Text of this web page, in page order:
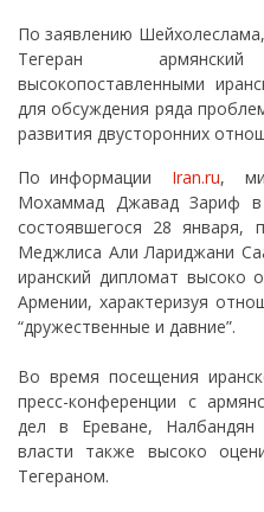
По заявлению
Тегеран армянский
высокопоставленными
для обсуждения ряда
развития двусторонних
По информации
Iran.ru,
Мохаммад Джавад Зариф в
состоявшегося 28 января,
Меджлиса Али Лариджани
иранский дипломат высоко
Армении, характеризуя
“дружественные и давние”.
Во время посещения
пресс-конференции с
дел в Ереване, Налбандян
власти также высоко
Тегераном.